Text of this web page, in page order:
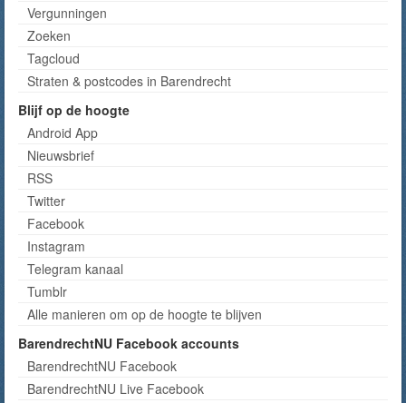
Vergunningen
Zoeken
Tagcloud
Straten & postcodes in Barendrecht
Blijf op de hoogte
Android App
Nieuwsbrief
RSS
Twitter
Facebook
Instagram
Telegram kanaal
Tumblr
Alle manieren om op de hoogte te blijven
BarendrechtNU Facebook accounts
BarendrechtNU Facebook
BarendrechtNU Live Facebook